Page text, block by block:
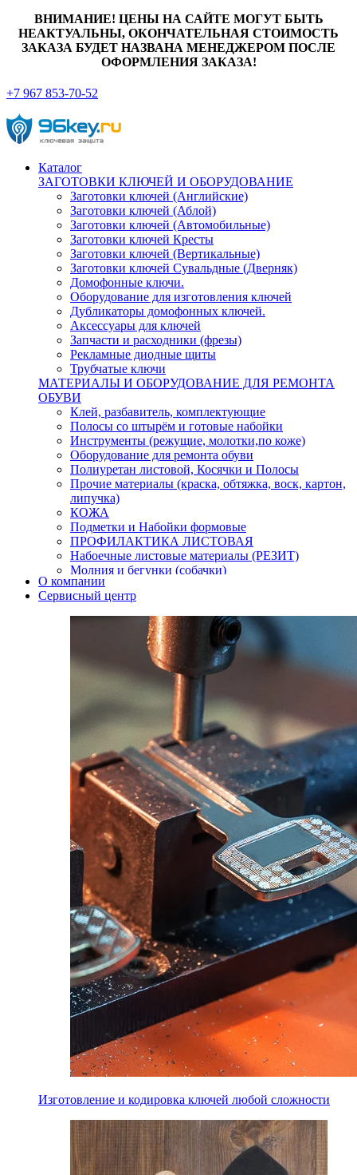
ВНИМАНИЕ! ЦЕНЫ НА САЙТЕ МОГУТ БЫТЬ
НЕАКТУАЛЬНЫ, ОКОНЧАТЕЛЬНАЯ СТОИМОСТЬ
ЗАКАЗА БУДЕТ НАЗВАНА МЕНЕДЖЕРОМ ПОСЛЕ
ОФОРМЛЕНИЯ ЗАКАЗА!
+7 967 853-70-52
Каталог
ЗАГОТОВКИ КЛЮЧЕЙ И ОБОРУДОВАНИЕ
Заготовки ключей (Английские)
Заготовки ключей (Аблой)
Заготовки ключей (Автомобильные)
Заготовки ключей Кресты
Заготовки ключей (Вертикальные)
Заготовки ключей Сувальдные (Дверняк)
Домофонные ключи.
Оборудование для изготовления ключей
Дубликаторы домофонных ключей.
Аксессуары для ключей
Запчасти и расходники (фрезы)
Рекламные диодные щиты
Трубчатые ключи
МАТЕРИАЛЫ И ОБОРУДОВАНИЕ ДЛЯ РЕМОНТА
ОБУВИ
Клей, разбавитель, комплектующие
Полосы со штырём и готовые набойки
Инструменты (режущие, молотки,по коже)
Оборудование для ремонта обуви
Полиуретан листовой, Косячки и Полосы
Прочие материалы (краска, обтяжка, воск, картон,
липучка)
КОЖА
Подметки и Набойки формовые
ПРОФИЛАКТИКА ЛИСТОВАЯ
Набоечные листовые материалы (РЕЗИТ)
Молния и бегунки (собачки)
Нитки,иглы-шило,крючки.
Уход и косметика для обуви
Кнопки (магнитые,кобурные)
Пряжки для ремня
О компании
Сервисный центр
Изготовление и кодировка ключей любой сложности